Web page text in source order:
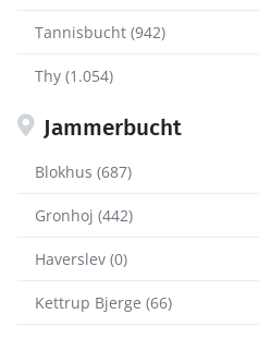
Tannisbucht (942)
Thy (1.054)
Jammerbucht
Blokhus (687)
Gronhoj (442)
Haverslev (0)
Kettrup Bjerge (66)